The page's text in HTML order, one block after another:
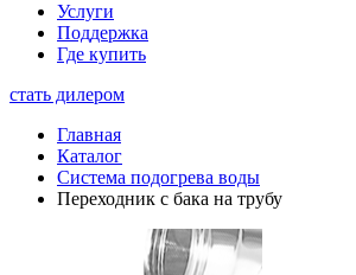
Услуги
Поддержка
Где купить
стать дилером
Главная
Каталог
Система подогрева воды
Переходник с бака на трубу